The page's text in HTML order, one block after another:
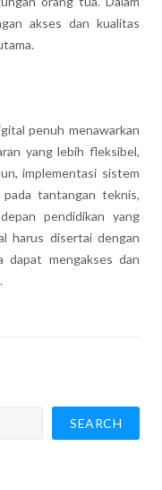
akses dan kualitas
penuh menawarkan
yang lebih fleksibel,
implementasi sistem
tantangan teknis,
pendidikan yang
harus disertai dengan
dapat mengakses dan
SEARCH